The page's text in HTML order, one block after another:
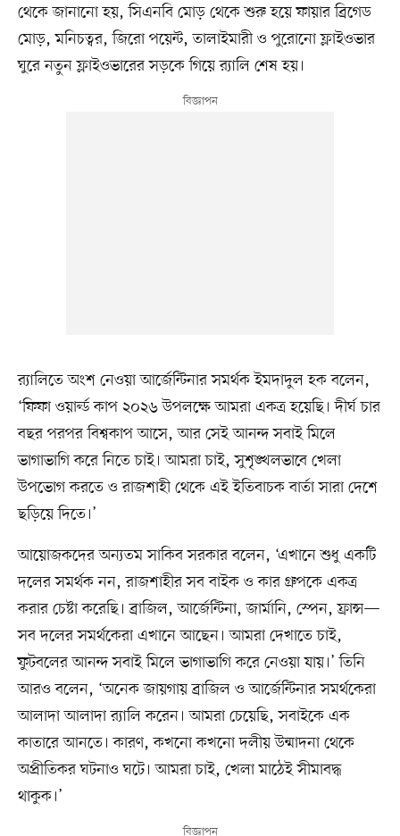
থেকে জানানো হয়, সিএনবি মোড় থেকে শুরু হয়ে ফায়ার ব্রিগেড
মোড়, মনিচত্বর, জিরো পয়েন্ট, তালাইমারী ও পুরোনো ফ্লাইওভার
ঘুরে নতুন ফ্লাইওভারের সড়কে গিয়ে র‍্যালি শেষ হয়।
র‍্যালিতে অংশ নেওয়া আর্জেন্টিনার সমর্থক ইমদাদুল হক বলেন,
‘ফিফা ওয়ার্ল্ড কাপ ২০২৬ উপলক্ষে আমরা একত্র হয়েছি। দীর্ঘ চার
বছর পরপর বিশ্বকাপ আসে, আর সেই আনন্দ সবাই মিলে
ভাগাভাগি করে নিতে চাই। আমরা চাই, সুশৃঙ্খলভাবে খেলা
উপভোগ করতে ও রাজশাহী থেকে এই ইতিবাচক বার্তা সারা দেশে
ছড়িয়ে দিতে।’
আয়োজকদের অন্যতম সাকিব সরকার বলেন, ‘এখানে শুধু একটি
দলের সমর্থক নন, রাজশাহীর সব বাইক ও কার গ্রুপকে একত্র
করার চেষ্টা করেছি। ব্রাজিল, আর্জেন্টিনা, জার্মানি, স্পেন, ফ্রান্স—
সব দলের সমর্থকেরা এখানে আছেন। আমরা দেখাতে চাই,
ফুটবলের আনন্দ সবাই মিলে ভাগাভাগি করে নেওয়া যায়।’ তিনি
আরও বলেন, ‘অনেক জায়গায় ব্রাজিল ও আর্জেন্টিনার সমর্থকেরা
আলাদা আলাদা র‍্যালি করেন। আমরা চেয়েছি, সবাইকে এক
কাতারে আনতে। কারণ, কখনো কখনো দলীয় উন্মাদনা থেকে
অপ্রীতিকর ঘটনাও ঘটে। আমরা চাই, খেলা মাঠেই সীমাবদ্ধ
থাকুক।’